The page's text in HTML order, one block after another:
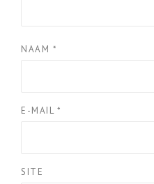
NAAM *
E-MAIL *
SITE